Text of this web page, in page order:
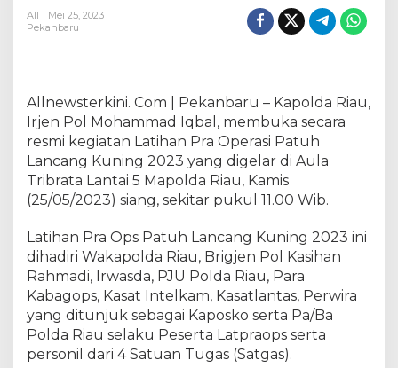
a
u
B
u
k
a
L
t
i
h
a
n
P
r
a
All
Mei 25, 2023
Pekanbaru
Allnewsterkini. Com | Pekanbaru – Kapolda Riau,
Irjen Pol Mohammad Iqbal, membuka secara
resmi kegiatan Latihan Pra Operasi Patuh
Lancang Kuning 2023 yang digelar di Aula
Tribrata Lantai 5 Mapolda Riau, Kamis
(25/05/2023) siang, sekitar pukul 11.00 Wib.
Latihan Pra Ops Patuh Lancang Kuning 2023 ini
dihadiri Wakapolda Riau, Brigjen Pol Kasihan
Rahmadi, Irwasda, PJU Polda Riau, Para
Kabagops, Kasat Intelkam, Kasatlantas, Perwira
yang ditunjuk sebagai Kaposko serta Pa/Ba
Polda Riau selaku Peserta Latpraops serta
personil dari 4 Satuan Tugas (Satgas).